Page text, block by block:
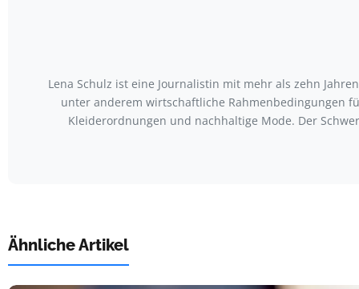
Lena Schulz ist eine Journalistin mit mehr als zehn
unter anderem wirtschaftliche Rahmenbedingungen
Kleiderordnungen und nachhaltige Mode. Der
Ähnliche Artikel